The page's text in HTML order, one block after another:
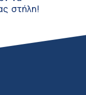
στήλη!